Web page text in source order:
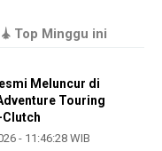
Top Minggu ini
Meluncur di
Touring
- 11:46:28 WIB